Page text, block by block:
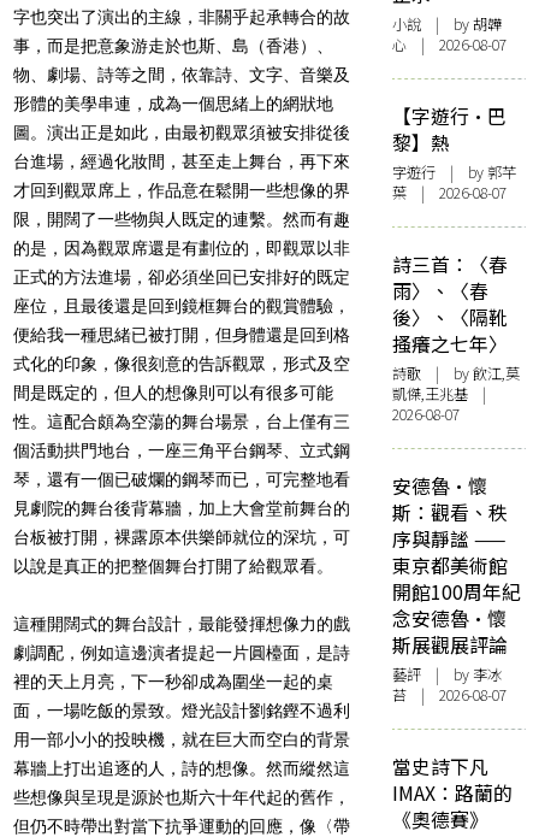
字也突出了演出的主線，非關乎起承轉合的故
事，而是把意象游走於也斯、島（香港）、
物、劇場、詩等之間，依靠詩、文字、音樂及
形體的美學串連，成為一個思緒上的網狀地
圖。演出正是如此，由最初觀眾須被安排從後
台進場，經過化妝間，甚至走上舞台，再下來
才回到觀眾席上，作品意在鬆開一些想像的界
限，開闊了一些物與人既定的連繫。然而有趣
的是，因為觀眾席還是有劃位的，即觀眾以非
正式的方法進場，卻必須坐回已安排好的既定
座位，且最後還是回到鏡框舞台的觀賞體驗，
便給我一種思緒已被打開，但身體還是回到格
式化的印象，像很刻意的告訴觀眾，形式及空
間是既定的，但人的想像則可以有很多可能
性。這配合頗為空蕩的舞台場景，台上僅有三
個活動拱門地台，一座三角平台鋼琴、立式鋼
琴，還有一個已破爛的鋼琴而已，可完整地看
見劇院的舞台後背幕牆，加上大會堂前舞台的
台板被打開，裸露原本供樂師就位的深坑，可
以說是真正的把整個舞台打開了給觀眾看。
這種開闊式的舞台設計，最能發揮想像力的戲
劇調配，例如這邊演者提起一片圓檯面，是詩
裡的天上月亮，下一秒卻成為圍坐一起的桌
面，一場吃飯的景致。燈光設計劉銘鏗不過利
用一部小小的投映機，就在巨大而空白的背景
幕牆上打出追逐的人，詩的想像。然而縱然這
些想像與呈現是源於也斯六十年代起的舊作，
但仍不時帶出對當下抗爭運動的回應，像〈帶
小說 | by 胡韡
心 | 2026-08-07
【字遊行·巴
黎】熱
字遊行 | by 郭芊
葉 | 2026-08-07
詩三首：〈春
雨〉、〈春
後〉、〈隔靴
搔癢之七年〉
詩歌 | by 飲江,莫
凱傑,王兆基 |
2026-08-07
安德魯·懷
斯：觀看、秩
序與靜謐 ——
東京都美術館
開館100周年紀
念安德魯·懷
斯展觀展評論
藝評 | by 李冰
苔 | 2026-08-07
當史詩下凡
IMAX：路蘭的
《奧德賽》